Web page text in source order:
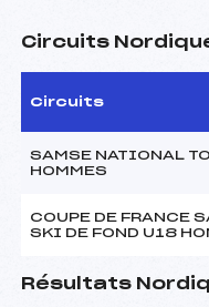
Circuits
Circuits
SAMSE NATIONAL
HOMMES
COUPE DE FRANCE
SKI DE FOND U18
Résultats